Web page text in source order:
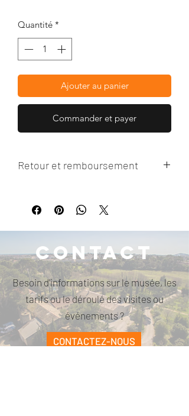
Quantité *
Ajouter au panier
Commander et payer
Retour et remboursement
remboursement possible.
Contact
Besoin d'informations sur le musée, les
tarifs ou le déroulé des visites ou
événements ?
CONTACTEZ-NOUS